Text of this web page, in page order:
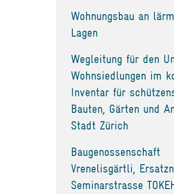
Wohnungsbau an
Lagen
Wegleitung für den
Wohnsiedlungen im
Inventar für
Bauten, Gärten und
Stadt Zürich
Baugenossenschaft
Vrenelisgärtli,
Seminarstrasse